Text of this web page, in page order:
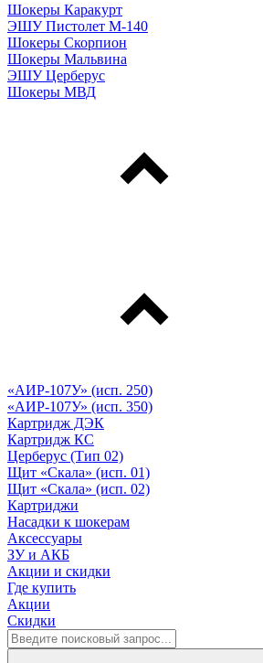
Шокеры Каракурт
ЭШУ Пистолет М-140
Шокеры Скорпион
Шокеры Мальвина
ЭШУ Церберус
Шокеры МВД
«АИР-107У» (исп. 250)
«АИР-107У» (исп. 350)
Картридж ДЭК
Картридж КС
Церберус (Тип 02)
Щит «Скала» (исп. 01)
Щит «Скала» (исп. 02)
Картриджи
Насадки к шокерам
Аксессуары
ЗУ и АКБ
Акции и скидки
Где купить
Акции
Скидки